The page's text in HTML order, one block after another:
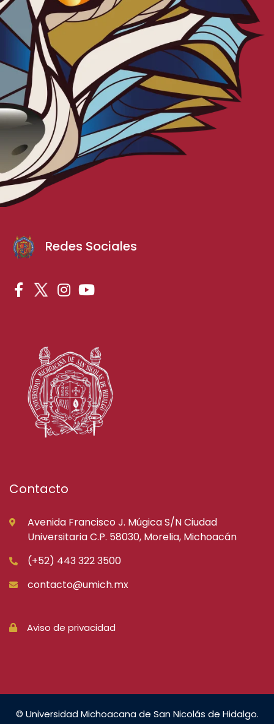
Redes Sociales
Contacto
Avenida Francisco J. Múgica S/N Ciudad
Universitaria C.P. 58030, Morelia, Michoacán
(+52) 443 322 3500
contacto@umich.mx
Aviso de privacidad
© Universidad Michoacana de San Nicolás de Hidalgo.